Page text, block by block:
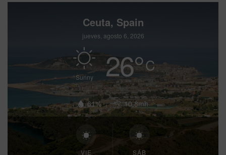
Ceuta, Spain
jueves, agosto 6, 2026
Sunny 26°C
61% 10.8mh
VIE SÁB